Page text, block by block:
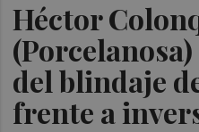
Héctor
del blindaje
frente a